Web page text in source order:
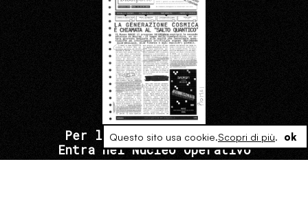
Per leggere il Dispaccio
Entra nel Nucleo Operativo
Questo sito usa cookie.Scopri di più. ok